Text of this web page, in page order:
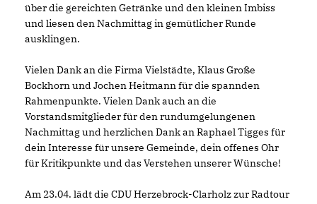
über die gereichten Getränke und den kleinen Imbiss
und liesen den Nachmittag in gemütlicher Runde
ausklingen.
Vielen Dank an die Firma Vielstädte, Klaus Große
Bockhorn und Jochen Heitmann für die spannden
Rahmenpunkte. Vielen Dank auch an die
Vorstandsmitglieder für den rundumgelungenen
Nachmittag und herzlichen Dank an Raphael Tigges für
dein Interesse für unsere Gemeinde, dein offenes Ohr
für Kritikpunkte und das Verstehen unserer Wünsche!
Am 23.04. lädt die CDU Herzebrock-Clarholz zur Radtour